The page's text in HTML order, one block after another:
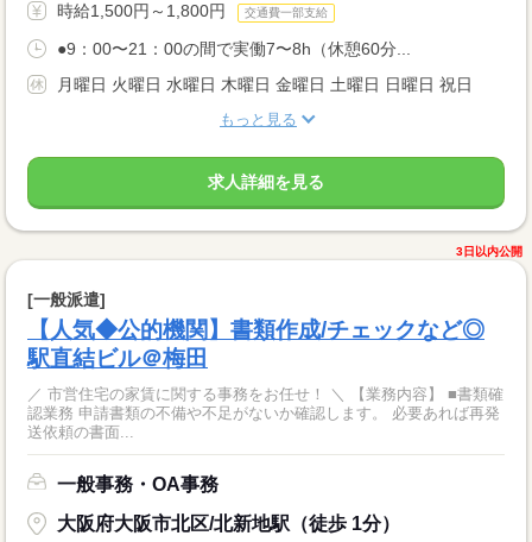
時給1,500円～1,800円 交通費一部支給
●9：00〜21：00の間で実働7〜8h（休憩60分...
月曜日 火曜日 水曜日 木曜日 金曜日 土曜日 日曜日 祝日
もっと見る
求人詳細を見る
3日以内公開
[一般派遣]
【人気◆公的機関】書類作成/チェックなど◎
駅直結ビル＠梅田
／ 市営住宅の家賃に関する事務をお任せ！ ＼ 【業務内容】 ■書類確
認業務 申請書類の不備や不足がないか確認します。 必要あれば再発
送依頼の書面...
一般事務・OA事務
大阪府大阪市北区/北新地駅（徒歩 1分）